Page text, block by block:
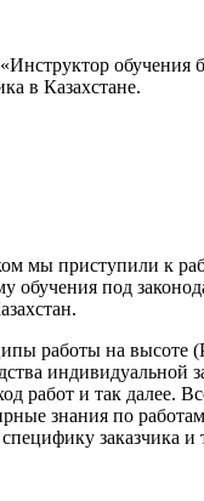
в Казахстане.
мы приступили к
обучения под
работы на высоте
работ и так далее.
знания по
заказчика и